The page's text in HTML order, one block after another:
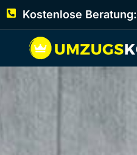
Kostenlose Beratung: